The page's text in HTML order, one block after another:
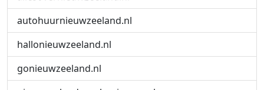
autohuurnieuwzeeland.nl
hallonieuwzeeland.nl
gonieuwzeeland.nl